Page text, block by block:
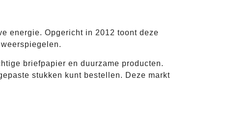
energie. Opgericht in 2012 toont deze
briefpapier en duurzame producten.
stukken kunt bestellen. Deze markt